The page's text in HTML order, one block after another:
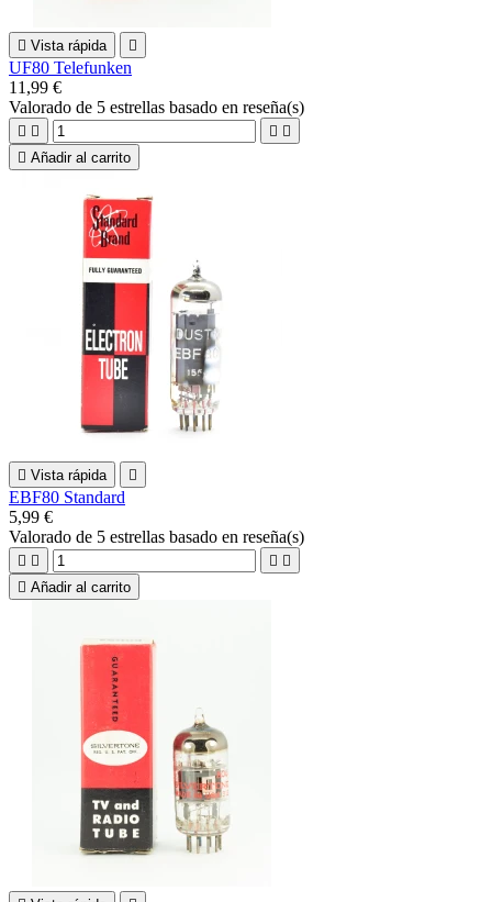
 Vista rápida 
UF80 Telefunken
11,99 €
Valorado de 5 estrellas basado en reseña(s)
   
 Añadir al carrito
 Vista rápida 
EBF80 Standard
5,99 €
Valorado de 5 estrellas basado en reseña(s)
   
 Añadir al carrito